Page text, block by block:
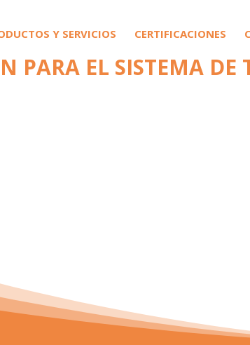
Y SERVICIOS CERTIFICACIONES
PARA EL SISTEMA DE